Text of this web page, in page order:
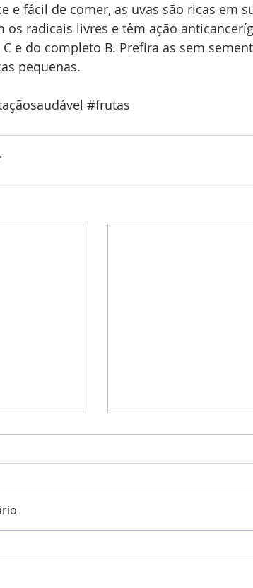
e fácil de comer, as uvas são ricas em
os radicais livres e têm ação
e do completo B. Prefira as sem
pequenas.
#frutas